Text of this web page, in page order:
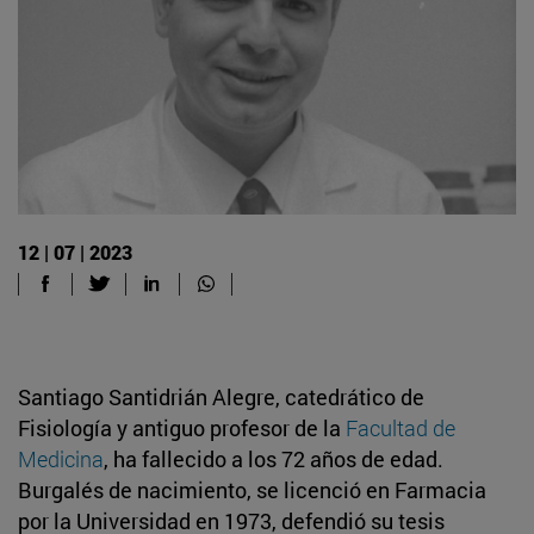
12 | 07 | 2023
Santiago Santidrián Alegre, catedrático de
Fisiología y antiguo profesor de la Facultad de
Medicina, ha fallecido a los 72 años de edad.
Burgalés de nacimiento, se licenció en Farmacia
por la Universidad en 1973, defendió su tesis